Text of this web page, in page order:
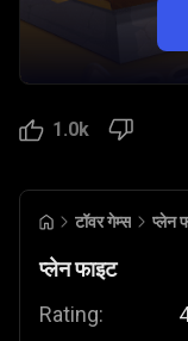
1.0k
टॉवर गेम्स प्लेन
प्लेन फाइट
Rating: